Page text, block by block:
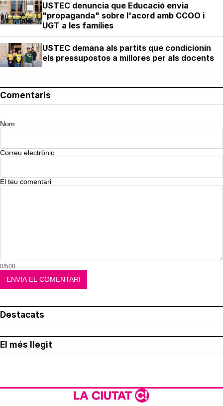
USTEC denuncia que Educació envia
"propaganda" sobre l'acord amb CCOO i
UGT a les famílies
USTEC demana als partits que condicionin
els pressupostos a millores per als docents
Comentaris
Nom
Correu electrònic
El teu comentari
0/500
Destacats
El més llegit